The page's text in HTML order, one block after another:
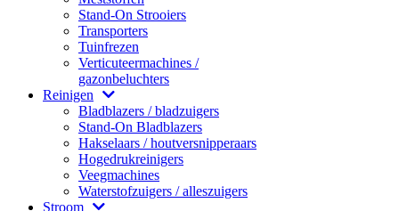
Stand-On Strooiers
Transporters
Tuinfrezen
Verticuteermachines /
gazonbeluchters
Reinigen
Bladblazers / bladzuigers
Stand-On Bladblazers
Hakselaars / houtversnipperaars
Hogedrukreinigers
Veegmachines
Waterstofzuigers / alleszuigers
Stroom